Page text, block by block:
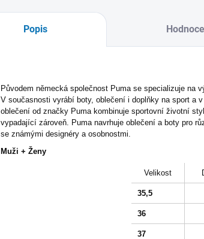
Popis
Původem německá společnost Puma se specializuje na
V současnosti vyrábí boty, oblečení i doplňky na sport a
oblečení od značky Puma kombinuje sportovní životní
vypadající zároveň. Puma navrhuje oblečení a boty pro
se známými designéry a osobnostmi.
Muži + Ženy
Velikost
35,5
36
37